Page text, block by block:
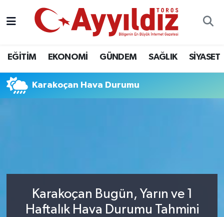
EĞİTİM EKONOMİ GÜNDEM SAĞLIK SİYASET
Karakoçan Hava Durumu
Karakoçan Bugün, Yarın ve 1
Haftalık Hava Durumu Tahmini